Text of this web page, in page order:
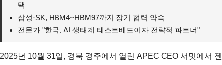
택
삼성·SK, HBM4~HBM97까지 장기 협력 약속
전문가 "한국, AI 생태계 테스트베드이자 전략적 파트너"
2025년 10월 31일, 경북 경주에서 열린 APEC CEO 서밋에서 젠